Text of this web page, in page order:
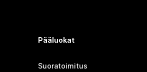
Pääluokat
Suoratoimitus